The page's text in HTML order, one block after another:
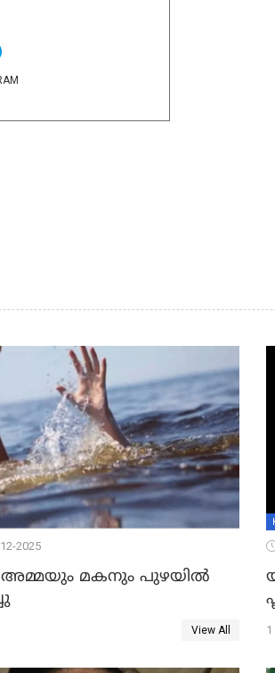
2025
അമ്മയും മകനും പുഴയിൽ
View All 1